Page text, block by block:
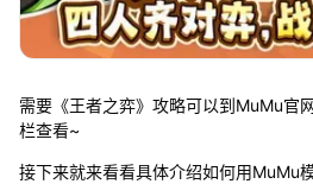
需要《王者之弈》攻略可以到MuMu官
栏查看~
接下来就来看看具体介绍如何用MuMu